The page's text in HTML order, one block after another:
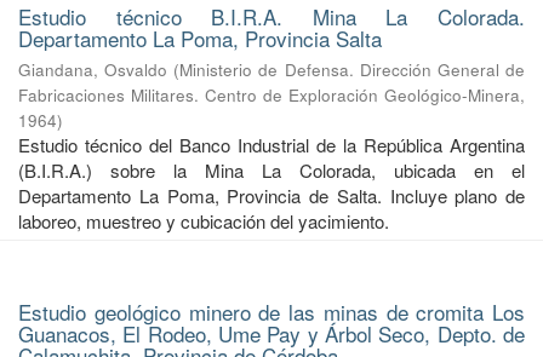
Estudio técnico B.I.R.A. Mina La Colorada.
Departamento La Poma, Provincia Salta
Giandana, Osvaldo (Ministerio de Defensa. Dirección General de
Fabricaciones Militares. Centro de Exploración Geológico-Minera,
1964)
Estudio técnico del Banco Industrial de la República Argentina
(B.I.R.A.) sobre la Mina La Colorada, ubicada en el
Departamento La Poma, Provincia de Salta. Incluye plano de
laboreo, muestreo y cubicación del yacimiento.
Estudio geológico minero de las minas de cromita Los
Guanacos, El Rodeo, Ume Pay y Árbol Seco, Depto. de